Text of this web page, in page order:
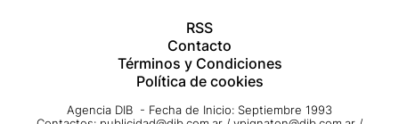
RSS
Contacto
Términos y Condiciones
Política de cookies
Agencia DIB - Fecha de Inicio: Septiembre 1993